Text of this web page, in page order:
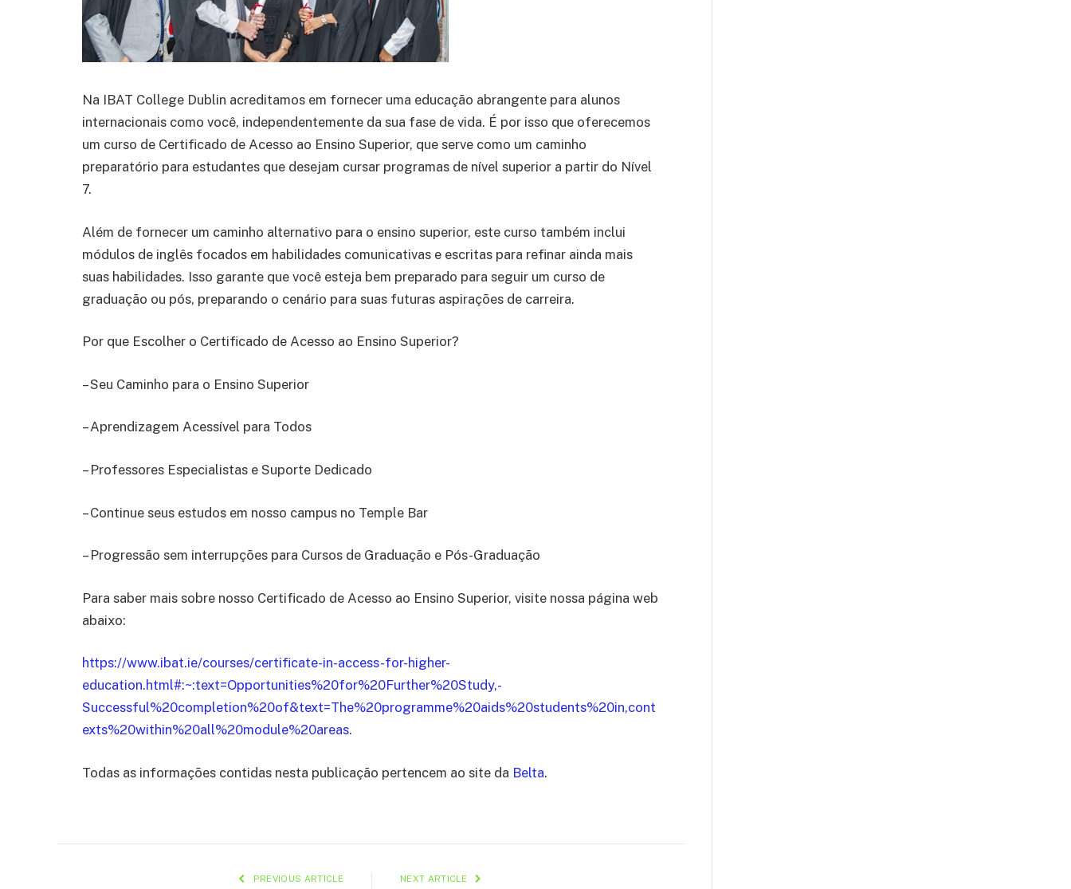
Na IBAT College Dublin acreditamos em fornecer uma educação abrangente para alunos
internacionais como você, independentemente da sua fase de vida. É por isso que oferecemos
um curso de Certificado de Acesso ao Ensino Superior, que serve como um caminho
preparatório para estudantes que desejam cursar programas de nível superior a partir do Nível
7.
Além de fornecer um caminho alternativo para o ensino superior, este curso também inclui
módulos de inglês focados em habilidades comunicativas e escritas para refinar ainda mais
suas habilidades. Isso garante que você esteja bem preparado para seguir um curso de
graduação ou pós, preparando o cenário para suas futuras aspirações de carreira.
Por que Escolher o Certificado de Acesso ao Ensino Superior?
– Seu Caminho para o Ensino Superior
– Aprendizagem Acessível para Todos
– Professores Especialistas e Suporte Dedicado
– Continue seus estudos em nosso campus no Temple Bar
– Progressão sem interrupções para Cursos de Graduação e Pós-Graduação
Para saber mais sobre nosso Certificado de Acesso ao Ensino Superior, visite nossa página web
abaixo:
https://www.ibat.ie/courses/certificate-in-access-for-higher-
education.html#:~:text=Opportunities%20for%20Further%20Study,-
Successful%20completion%20of&text=The%20programme%20aids%20students%20in,cont
exts%20within%20all%20module%20areas.
Todas as informações contidas nesta publicação pertencem ao site da Belta.
PREVIOUS ARTICLE NEXT ARTICLE